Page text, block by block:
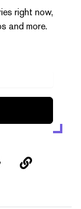
right now,
and more.